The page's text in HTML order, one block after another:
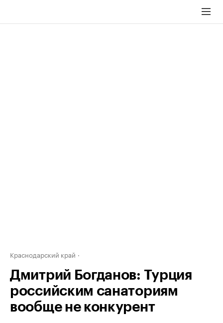
Краснодарский край
Дмитрий Богданов: Турция
российским санаториям
вообще не конкурент